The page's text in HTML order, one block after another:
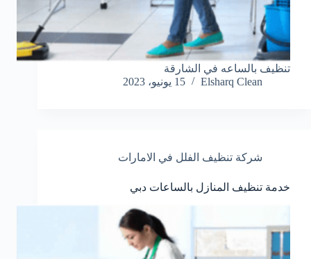
تنظيف بالساعه في الشارقة
Elsharq Clean
15 يونيو، 2023
شركة تنظيف الفلل في الامارات
خدمة تنظيف المنازل بالساعات دبي